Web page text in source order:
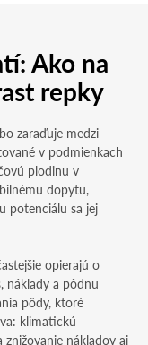
Ako na
repky
zaraďuje medzi
v podmienkach
plodinu v
dopytu,
potenciálu sa jej
opierajú o
náklady a pôdnu
pôdy, ktoré
klimatickú
nákladov aj